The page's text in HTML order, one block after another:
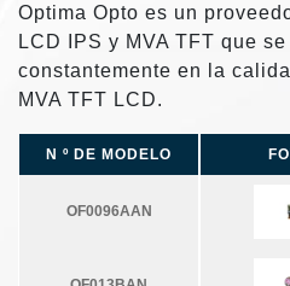
Optima Opto es un
LCD IPS y MVA TFT que
constantemente en la
MVA TFT LCD.
N º DE MODELO
OF0096AAN